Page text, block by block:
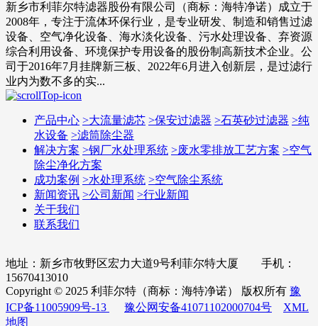
新乡市利菲尔特滤器股份有限公司（商标：海特净诺）成立于
2008年，专注于流体环保行业，是专业研发、制造和销售过滤
设备、空气净化设备、海水淡化设备、污水处理设备、弃资源
综合利用设备、环境保护专用设备的股份制高新技术企业。公
司于2016年7月挂牌新三板、2022年6月进入创新层，是过滤行
业内为数不多的实...
产品中心 >大流量滤芯 >保安过滤器 >石英砂过滤器 >纯
水设备 >滤筒除尘器
解决方案 >钢厂水处理系统 >废水零排放工艺方案 >空气
除尘净化方案
成功案例 >水处理系统 >空气除尘系统
新闻资讯 >公司新闻 >行业新闻
关于我们
联系我们
地址：新乡市牧野区宏力大道9号利菲尔特大厦 手机：
15670413010
Copyright © 2025 利菲尔特（商标：海特净诺） 版权所有 豫
ICP备11005909号-13
豫公网安备41071102000704号
XML
地图